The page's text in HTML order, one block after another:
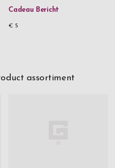
Cadeau Bericht
€ 5
assortiment